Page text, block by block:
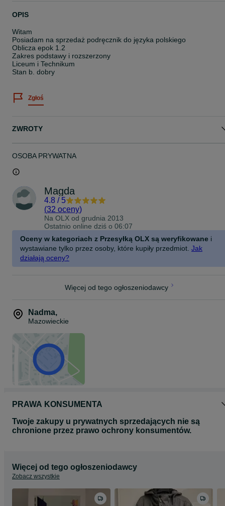
OPIS
Witam
Posiadam na sprzedaż podręcznik do języka polskiego
Oblicza epok 1.2
Zakres podstawy i rozszerzony
Liceum i Technikum
Stan b. dobry
Zgłoś
ZWROTY
OSOBA PRYWATNA
Magda
4.8 / 5
(32 oceny)
Na OLX od grudnia 2013
Ostatnio online dziś o 06:07
Oceny w kategoriach z Przesyłką OLX są weryfikowane i
wystawiane tylko przez osoby, które kupiły przedmiot. Jak
działają oceny?
Więcej od tego ogłoszeniodawcy
Nadma,
Mazowieckie
PRAWA KONSUMENTA
Twoje zakupy u prywatnych sprzedających nie są
chronione przez prawo ochrony konsumentów.
Więcej od tego ogłoszeniodawcy
Zobacz wszystkie